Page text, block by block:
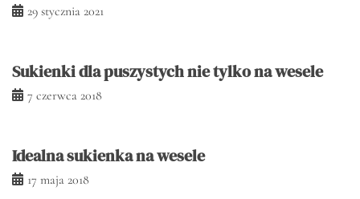
29 stycznia 2021
Sukienki dla puszystych nie tylko na wesele
7 czerwca 2018
Idealna sukienka na wesele
17 maja 2018